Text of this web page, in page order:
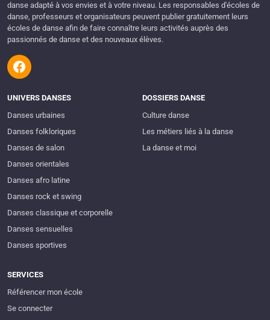
danse adapté à vos envies et à votre niveau. Les responsables d'écoles de
danse, professeurs et organisateurs peuvent publier gratuitement leurs
écoles de danse afin de faire connaître leurs activités auprès des
passionnés de danse et des nouveaux élèves.
UNIVERS DANSES
Danses urbaines
Danses folkloriques
Danses de salon
Danses orientales
Danses afro latine
Danses rock et swing
Danses classique et corporelle
Danses sensuelles
Danses sportives
DOSSIERS DANSE
Culture danse
Les métiers liés à la danse
La danse et moi
SERVICES
Référencer mon école
Se connecter